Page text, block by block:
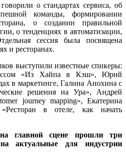
о стандартах сервиса, об
команды, формировании
о создании правильной
о тенденциях в автоматизации,
сессия была посвящена
и ресторанах.
выступили известные спикеры:
«Из Хайпа в Кэш», Юрий
в маркетинге, Галина Анохина с
решения на Ура», Андрей
journey mapping», Екатерина
в отеле, как начать
главной сцене прошли три
актуальные для индустрии